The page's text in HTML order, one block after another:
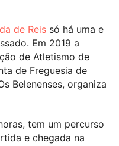
de Reis só há uma e
Em 2019 a
de Atletismo de
de Freguesia de
Belenenses, organiza
tem um percurso
e chegada na